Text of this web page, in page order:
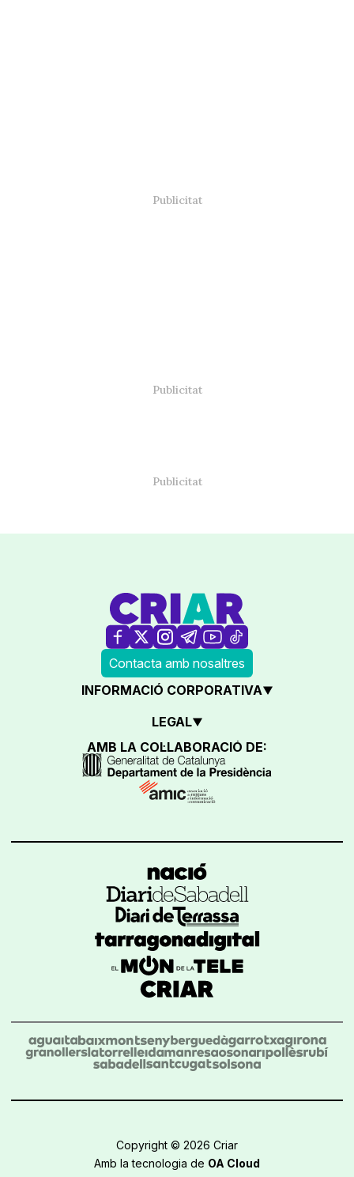
Contacta amb nosaltres
INFORMACIÓ CORPORATIVA
LEGAL
AMB LA COL·LABORACIÓ DE:
Copyright © 2026 Criar
Amb la tecnologia de OA Cloud